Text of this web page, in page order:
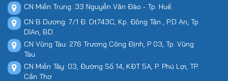
CN Miền Trung: 33 Nguyễn Văn Đào - Tp. Huế
CN B Dương: 7/1 Đ. Dt743C, Kp. Đông Tân , P.D An, Tp
DĩAn, BD
CN Vũng Tàu: 276 Trương Công Định, P 03, Tp. Vũng
Tàu
CN Miền Tây: 03, Đường Số 14, KĐT 5A, P. Phú Lợi, TP.
Cần Thơ